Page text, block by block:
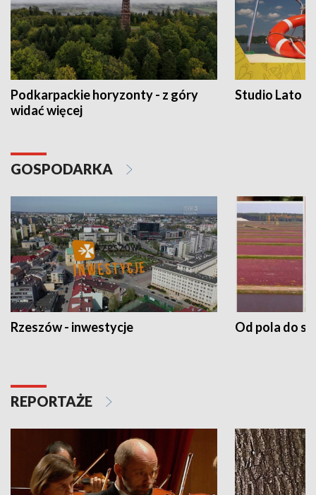
Podkarpackie horyzonty - z góry
widać więcej
Studio Lato
GOSPODARKA
Rzeszów - inwestycje Od pola do
REPORTAŻE